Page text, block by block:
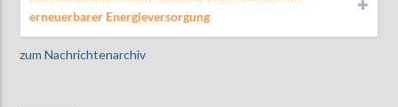
erneuerbarer Energieversorgung
zum Nachrichtenarchiv